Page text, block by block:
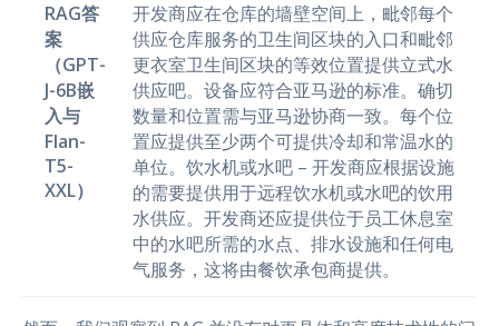
RAG答
案
（GPT-
J-6B嵌
入与
Flan-
T5-
XXL）
开发商应在仓库的墙壁空间上，毗邻每个
供应仓库服务的卫生间区块的入口和毗邻
更衣室卫生间区块的等效位置提供立式水
供应吧。设备应符合亚马逊的标准。确切
数量和位置需与亚马逊协商一致。每个位
置应提供至少两个可提供冷却和常温水的
单位。饮水机或水吧 – 开发商应根据设施
的需要提供用于远程饮水机或水吧的饮用
水供应。开发商还应提供位于员工休息室
中的水吧所需的水点、排水设施和任何电
气服务，这将由餐饮承包商提供。